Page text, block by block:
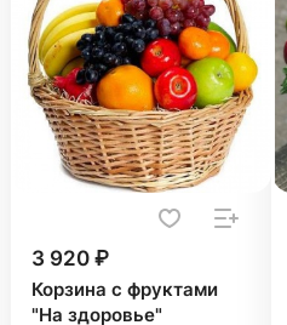
3 920 ₽
Корзина с фруктами
"На здоровье"